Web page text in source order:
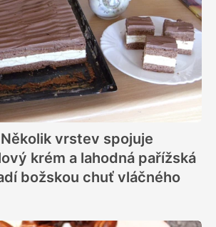
vrstev spojuje
krém a lahodná pařížská
božskou chuť vláčného